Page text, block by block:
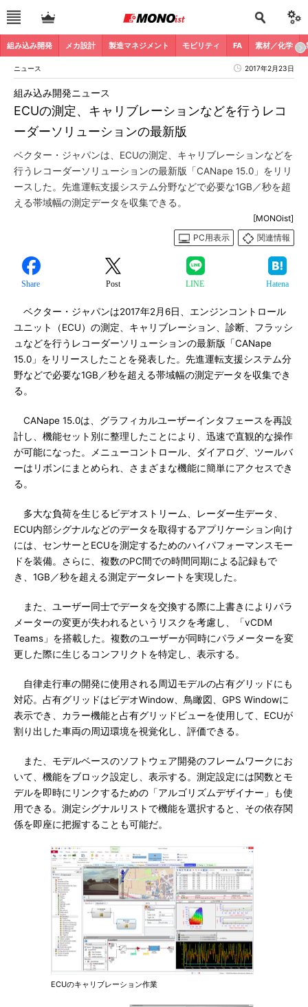
組み込み開発 メカ設計 製造マネジメント モビリティ FA 素材／化学
ニュース 2017年2月23日
ECUの測定、キャリブレーションなどを行うレコ
ーダーソリューションの最新版
組み込み開発ニュース
ベクター・ジャパンは、ECUの測定、キャリブレーションなどを
行うレコーダーソリューションの最新版「CANape 15.0」をリリ
ースした。先進運転支援システム分野などで必要な1GB／秒を超
える帯域幅の測定データを収集できる。
[MONOist]
PC用表示
関連情報
Share Post LINE Hatena
ベクター・ジャパンは2017年2月6日、エンジンコントロール
ユニット（ECU）の測定、キャリブレーション、診断、フラッシ
ュなどを行うレコーダーソリューションの最新版「CANape
15.0」をリリースしたことを発表した。先進運転支援システム分
野などで必要な1GB／秒を超える帯域幅の測定データを収集でき
る。
CANape 15.0は、グラフィカルユーザーインタフェースを再設
計し、機能セット別に整理したことにより、迅速で直観的な操作
が可能になった。メニューコントロール、ダイアログ、ツールバ
ーはリボンにまとめられ、さまざまな機能に簡単にアクセスでき
る。
多大な負荷を生じるビデオストリーム、レーダー生データ、
ECU内部シグナルなどのデータを取得するアプリケーション向け
には、センサーとECUを測定するためのハイパフォーマンスモー
ドを装備。さらに、複数のPC間での時間同期による記録もで
き、1GB／秒を超える測定データレートを実現した。
また、ユーザー同士でデータを交換する際に上書きによりパラ
メーターの変更が失われるというリスクを考慮し、「vCDM
Teams」を搭載した。複数のユーザーが同時にパラメーターを変
更した際に生じるコンフリクトを特定し、表示する。
自律走行車の開発に使用される周辺モデルの占有グリッドにも
対応。占有グリッドはビデオWindow、鳥瞰図、GPS Windowに
表示でき、カラー機能と占有グリッドビューを使用して、ECUが
割り出した車両の周辺環境を視覚化し、評価できる。
また、モデルベースのソフトウェア開発のフレームワークにお
いて、機能をブロック設定し、表示する。測定設定には関数とモ
デルを即時にリンクするための「アルゴリズムデザイナー」も使
用できる。測定シグナルリストで機能を選択すると、その依存関
係を即座に把握することも可能だ。
ECUのキャリブレーション作業